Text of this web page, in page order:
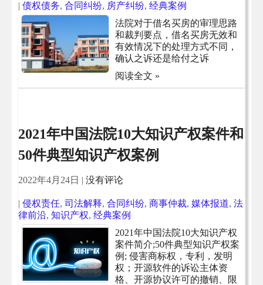
| 债权债务, 合同纠纷, 房产纠纷, 经典案例
法院对于借名买房的审理思路
和裁判要点，借名买房无效和
有效情况下的处理方式不同，
确认之诉还是给付之诉
阅读全文 »
2021年中国法院10大知识产权案件和
50件典型知识产权案例
2022年4月24日 | 没有评论
| 侵权责任, 司法解释, 合同纠纷, 商事仲裁, 媒体报道, 法
律前沿, 知识产权, 经典案例
2021年中国法院10大知识产权
案件简介;50件典型知识产权案
例; 侵害商标权，专利，发明
权；开源软件的诉讼主体资
格、开源协议许可的撤销、限